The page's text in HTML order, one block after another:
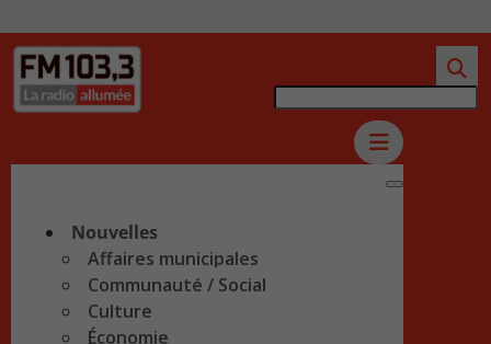
Nouvelles
Affaires municipales
Communauté / Social
Culture
Économie